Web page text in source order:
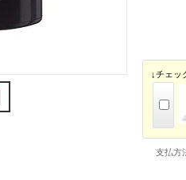
↓チェッ
支払方